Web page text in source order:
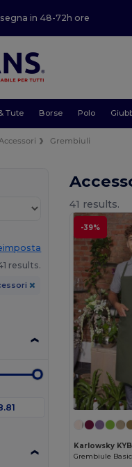
in 48-72h ore
Tute Borse Polo
Accessori Grembiuli
results.
41 results.
-39%
Karlowsky
Grembiule